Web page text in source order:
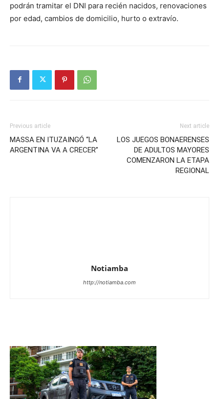
podrán tramitar el DNI para recién nacidos, renovaciones
por edad, cambios de domicilio, hurto o extravío.
Previous article
MASSA EN ITUZAINGÓ “LA
ARGENTINA VA A CRECER”
Next article
LOS JUEGOS BONAERENSES
DE ADULTOS MAYORES
COMENZARON LA ETAPA
REGIONAL
Notiamba
http://notiamba.com